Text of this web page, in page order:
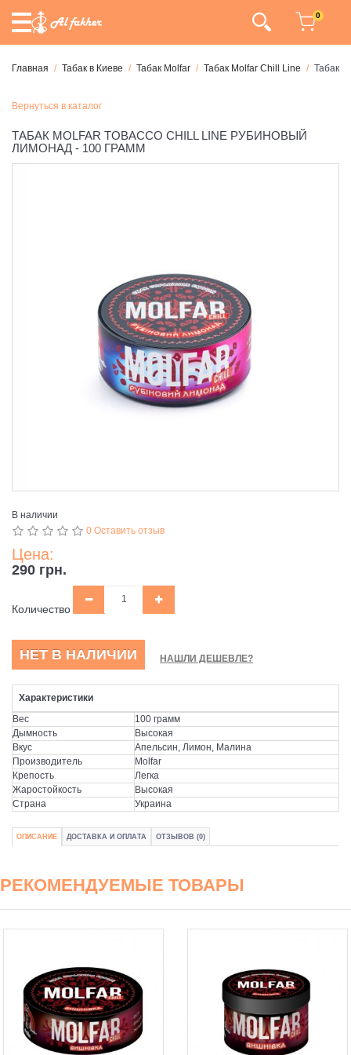
0
Главная Табак в Киеве Табак Molfar Табак Molfar Chill Line Табак
Вернуться в каталог
ТАБАК MOLFAR TOBACCO CHILL LINE РУБИНОВЫЙ
ЛИМОНАД - 100 ГРАММ
В наличии
0 Оставить отзыв
Цена:
290 грн.
Количество
НЕТ В НАЛИЧИИ НАШЛИ ДЕШЕВЛЕ?
Характеристики
Вес
100 грамм
Дымность
Высокая
Вкус
Апельсин, Лимон, Малина
Производитель
Molfar
Крепость
Легка
Жаростойкость
Высокая
Страна
Украина
ОПИСАНИЕ ДОСТАВКА И ОПЛАТА ОТЗЫВОВ (0)
РЕКОМЕНДУЕМЫЕ ТОВАРЫ